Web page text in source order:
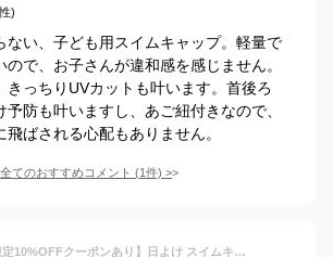
)
ない、子ども用スイムキャップ。軽量で
ので、お子さんが違和感を感じません。
きっちりUVカットも叶います。首後ろ
防も叶いますし、あご紐付きなので、
ばされる心配もありません。
全てのおすすめコメント (1件) >
【マラソン限定10%OFFクーポンあり】日よけ スイムキャップ キッズ 水泳帽 送料無料 UPF50+ UVカット 日焼け防止 水着 紫外線カット ラッシュ 幼稚園プール 学校プール スイミングキャップ ベビー スイミングスクール 海 48cm 50cm 52cm 韓国子供服 マリンキャッスル